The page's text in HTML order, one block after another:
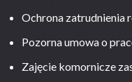
Ochrona zatrudnienia
Pozorna umowa o
Zajęcie komornicze